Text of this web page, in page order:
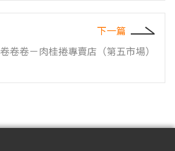
下一篇
卷卷卷－肉桂捲專賣店（第五市場）